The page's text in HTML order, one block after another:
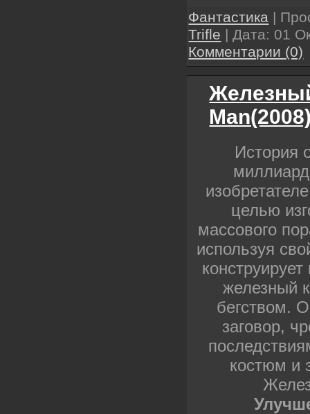
Фантастика |
Trifle | Дата: 01
Комментарии (0)
История
целью
массового
используя
железный
бегством.
заговор,
костюм и